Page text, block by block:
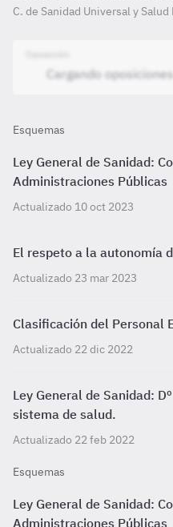
C. de Sanidad Universal y
Esquemas
Ley General de Sanidad:
Administraciones Públicas
Actualizado 10 oct 2023
El respeto a la autonomía
Actualizado 23 mar 2023
Clasificación del Personal
Actualizado 22 dic 2022
Ley General de Sanidad:
sistema de salud.
Actualizado 22 feb 2022
Esquemas
Ley General de Sanidad:
Administraciones Públicas